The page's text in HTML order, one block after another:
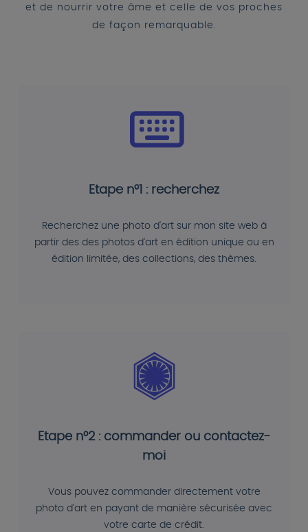
et de nourrir votre âme et celle de vos proches
de façon remarquable.
Etape n°1 : recherchez
Recherchez une photo d'art sur mon site web à
partir des des photos d'art en édition unique ou en
édition limitée, des collections, des thèmes.
Etape n°2 : commander ou contactez-
moi
Vous pouvez commander directement votre
photo d'art en payant de manière sécurisée avec
votre carte de crédit.